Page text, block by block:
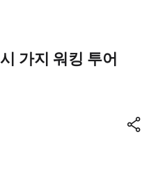
가지 워킹 투어